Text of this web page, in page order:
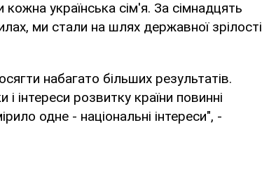
українська сім'я. За сімнадцять
ми стали на шлях державної зрілості
набагато більших результатів.
інтереси розвитку країни повинні
одне - національні інтереси", -